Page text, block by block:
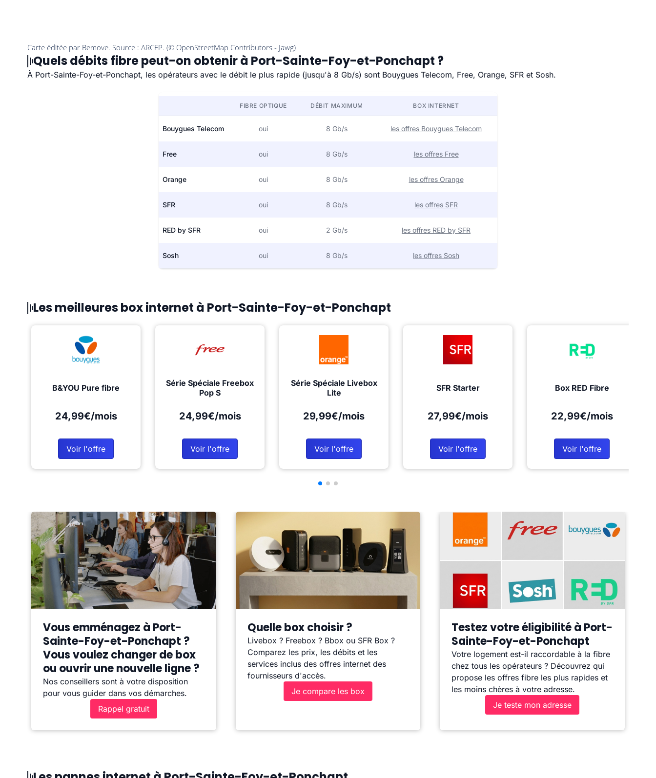
Quels débits fibre peut-on obtenir à Port-Sainte-Foy-et-Ponchapt ?
À Port-Sainte-Foy-et-Ponchapt, les opérateurs avec le débit le plus rapide (jusqu'à 8 Gb/s) sont Bouygues Telecom, Free, Orange, SFR et Sosh.
FIBRE OPTIQUE DÉBIT MAXIMUM BOX INTERNET
Bouygues Telecom oui 8 Gb/s les offres Bouygues Telecom
Free oui 8 Gb/s les offres Free
Orange oui 8 Gb/s les offres Orange
SFR oui 8 Gb/s les offres SFR
RED by SFR oui 2 Gb/s les offres RED by SFR
Sosh oui 8 Gb/s les offres Sosh
Les meilleures box internet à Port-Sainte-Foy-et-Ponchapt
B&YOU Pure fibre
24,99€/mois
Voir l'offre
Série Spéciale Freebox
Pop S
24,99€/mois
Voir l'offre
Série Spéciale Livebox
Lite
29,99€/mois
Voir l'offre
SFR Starter
27,99€/mois
Voir l'offre
Box RED Fibre
22,99€/mois
Voir l'offre
Vous emménagez à Port-
Sainte-Foy-et-Ponchapt ?
Vous voulez changer de box
ou ouvrir une nouvelle ligne ?
Nos conseillers sont à votre disposition
pour vous guider dans vos démarches.
Rappel gratuit
Quelle box choisir ?
Livebox ? Freebox ? Bbox ou SFR Box ?
Comparez les prix, les débits et les
services inclus des offres internet des
fournisseurs d'accès.
Je compare les box
Testez votre éligibilité à Port-
Sainte-Foy-et-Ponchapt
Votre logement est-il raccordable à la fibre
chez tous les opérateurs ? Découvrez qui
propose les offres fibre les plus rapides et
les moins chères à votre adresse.
Je teste mon adresse